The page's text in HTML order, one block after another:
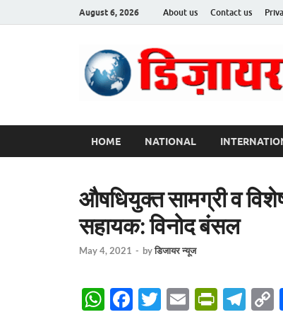
August 6, 2026 About us Contact us
HOME NATIONAL
औषधियुक्त सामग्री व
सहायक: विनोद बंसल
May 4, 2021 - byडिजायर न्यूज
W F
T
E
P
T